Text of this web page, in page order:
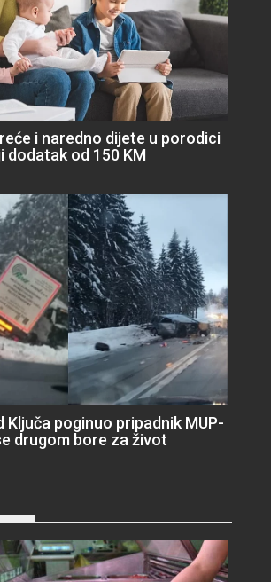
i naredno dijete u porodici
dodatak od 150 KM
Ključa poginuo pripadnik MUP-
drugom bore za život